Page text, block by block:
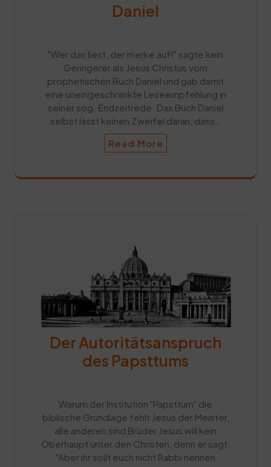
Daniel
"Wer das liest, der merke auf!" sagte kein
Geringerer als Jesus Christus vom
prophetischen Buch Daniel und gab damit
eine uneingeschränkte Leseempfehlung in
seiner sog. Endzeitrede. Das Buch Daniel
selbst lässt keinen Zweifel daran, dass…
Read More
Der Autoritätsanspruch
des Papsttums
Warum der Institution "Papsttum" die
biblische Grundlage fehlt Jesus der Meister,
alle anderen sind Brüder Jesus will kein
Oberhaupt unter den Christen, denn er sagt:
"Aber ihr sollt euch nicht Rabbi nennen